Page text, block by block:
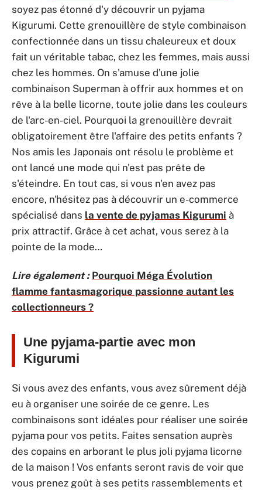
soyez pas étonné d'y découvrir un pyjama
Kigurumi. Cette grenouillère de style combinaison
confectionnée dans un tissu chaleureux et doux
fait un véritable tabac, chez les femmes, mais aussi
chez les hommes. On s'amuse d'une jolie
combinaison Superman à offrir aux hommes et on
rêve à la belle licorne, toute jolie dans les couleurs
de l'arc-en-ciel. Pourquoi la grenouillère devrait
obligatoirement être l'affaire des petits enfants ?
Nos amis les Japonais ont résolu le problème et
ont lancé une mode qui n'est pas prête de
s'éteindre. En tout cas, si vous n'en avez pas
encore, n'hésitez pas à découvrir un e-commerce
spécialisé dans la vente de pyjamas Kigurumi à
prix attractif. Grâce à cet achat, vous serez à la
pointe de la mode…
Lire également : Pourquoi Méga Évolution
flamme fantasmagorique passionne autant les
collectionneurs ?
Une pyjama-partie avec mon
Kigurumi
Si vous avez des enfants, vous avez sûrement déjà
eu à organiser une soirée de ce genre. Les
combinaisons sont idéales pour réaliser une soirée
pyjama pour vos petits. Faites sensation auprès
des copains en arborant le plus joli pyjama licorne
de la maison ! Vos enfants seront ravis de voir que
vous prenez goût à ses petits rassemblements et